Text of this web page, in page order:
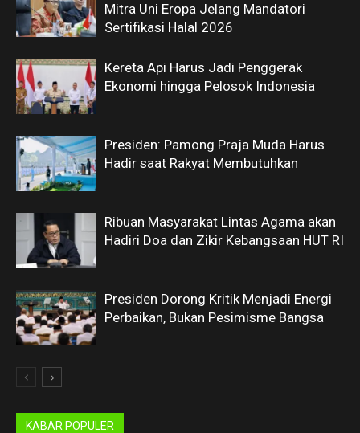
Mitra Uni Eropa Jelang Mandatori
Sertifikasi Halal 2026
Kereta Api Harus Jadi Penggerak
Ekonomi hingga Pelosok Indonesia
Presiden: Pamong Praja Muda Harus
Hadir saat Rakyat Membutuhkan
Ribuan Masyarakat Lintas Agama akan
Hadiri Doa dan Zikir Kebangsaan HUT RI
Presiden Dorong Kritik Menjadi Energi
Perbaikan, Bukan Pesimisme Bangsa
KABAR POPULER